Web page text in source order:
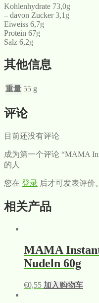
Kohlenhydrate 73,0g
– davon Zucker 3,1g
Eiweiss 6,7g
Protein 67g
Salz 6,2g
其他信息
重量 55 g
评论
目前还没有评论
成为第一个评论 “MAMA
的人
您在 登录 后才可发表评价。
相关产品
MAMA
Nudeln 60g
€0,55 加入购物车